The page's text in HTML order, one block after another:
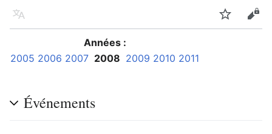
Langue Suivre
Années :
2005 2006 2007 2008 2009 2010 2011
Événements